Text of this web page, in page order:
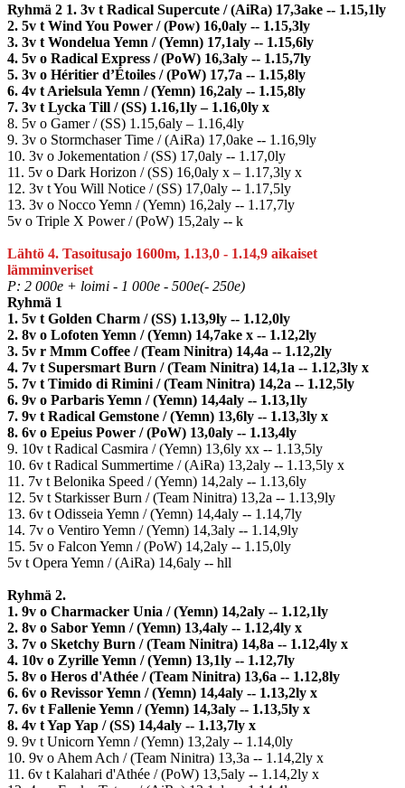
Ryhmä 2 1. 3v t Radical Supercute / (AiRa) 17,3ake -- 1.15,1ly
2. 5v t Wind You Power / (Pow) 16,0aly -- 1.15,3ly
3. 3v t Wondelua Yemn / (Yemn) 17,1aly -- 1.15,6ly
4. 5v o Radical Express / (PoW) 16,3aly -- 1.15,7ly
5. 3v o Héritier d’Étoiles / (PoW) 17,7a -- 1.15,8ly
6. 4v t Arielsula Yemn / (Yemn) 16,2aly -- 1.15,8ly
7. 3v t Lycka Till / (SS) 1.16,1ly – 1.16,0ly x
8. 5v o Gamer / (SS) 1.15,6aly – 1.16,4ly
9. 3v o Stormchaser Time / (AiRa) 17,0ake -- 1.16,9ly
10. 3v o Jokementation / (SS) 17,0aly -- 1.17,0ly
11. 5v o Dark Horizon / (SS) 16,0aly x – 1.17,3ly x
12. 3v t You Will Notice / (SS) 17,0aly -- 1.17,5ly
13. 3v o Nocco Yemn / (Yemn) 16,2aly -- 1.17,7ly
5v o Triple X Power / (PoW) 15,2aly -- k
Lähtö 4. Tasoitusajo 1600m, 1.13,0 - 1.14,9 aikaiset
lämminveriset
P: 2 000e + loimi - 1 000e - 500e(- 250e)
Ryhmä 1
1. 5v t Golden Charm / (SS) 1.13,9ly -- 1.12,0ly
2. 8v o Lofoten Yemn / (Yemn) 14,7ake x -- 1.12,2ly
3. 5v r Mmm Coffee / (Team Ninitra) 14,4a -- 1.12,2ly
4. 7v t Supersmart Burn / (Team Ninitra) 14,1a -- 1.12,3ly x
5. 7v t Timido di Rimini / (Team Ninitra) 14,2a -- 1.12,5ly
6. 9v o Parbaris Yemn / (Yemn) 14,4aly -- 1.13,1ly
7. 9v t Radical Gemstone / (Yemn) 13,6ly -- 1.13,3ly x
8. 6v o Epeius Power / (PoW) 13,0aly -- 1.13,4ly
9. 10v t Radical Casmira / (Yemn) 13,6ly xx -- 1.13,5ly
10. 6v t Radical Summertime / (AiRa) 13,2aly -- 1.13,5ly x
11. 7v t Belonika Speed / (Yemn) 14,2aly -- 1.13,6ly
12. 5v t Starkisser Burn / (Team Ninitra) 13,2a -- 1.13,9ly
13. 6v t Odisseia Yemn / (Yemn) 14,4aly -- 1.14,7ly
14. 7v o Ventiro Yemn / (Yemn) 14,3aly -- 1.14,9ly
15. 5v o Falcon Yemn / (PoW) 14,2aly -- 1.15,0ly
5v t Opera Yemn / (AiRa) 14,6aly -- hll
Ryhmä 2.
1. 9v o Charmacker Unia / (Yemn) 14,2aly -- 1.12,1ly
2. 8v o Sabor Yemn / (Yemn) 13,4aly -- 1.12,4ly x
3. 7v o Sketchy Burn / (Team Ninitra) 14,8a -- 1.12,4ly x
4. 10v o Zyrille Yemn / (Yemn) 13,1ly -- 1.12,7ly
5. 8v o Heros d'Athée / (Team Ninitra) 13,6a -- 1.12,8ly
6. 6v o Revissor Yemn / (Yemn) 14,4aly -- 1.13,2ly x
7. 6v t Fallenie Yemn / (Yemn) 14,3aly -- 1.13,5ly x
8. 4v t Yap Yap / (SS) 14,4aly -- 1.13,7ly x
9. 9v t Unicorn Yemn / (Yemn) 13,2aly -- 1.14,0ly
10. 9v o Ahem Ach / (Team Ninitra) 13,3a -- 1.14,2ly x
11. 6v t Kalahari d'Athée / (PoW) 13,5aly -- 1.14,2ly x